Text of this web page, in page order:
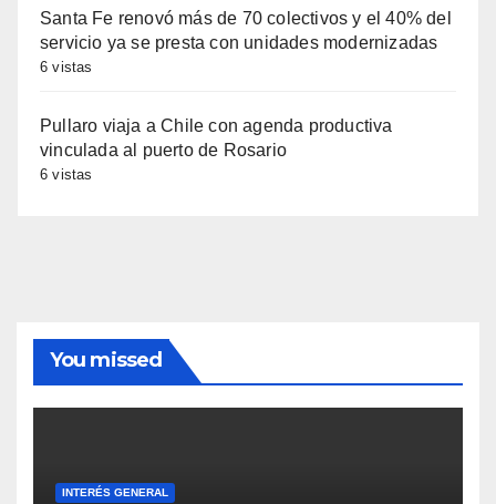
Santa Fe renovó más de 70 colectivos y el 40% del
servicio ya se presta con unidades modernizadas
6 vistas
Pullaro viaja a Chile con agenda productiva
vinculada al puerto de Rosario
6 vistas
You missed
INTERÉS GENERAL